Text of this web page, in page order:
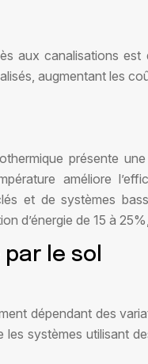
aux canalisations
augmentant les
présente
améliore
et de systèmes
d’énergie de 15 à
le sol
dépendant des
systèmes utilisant